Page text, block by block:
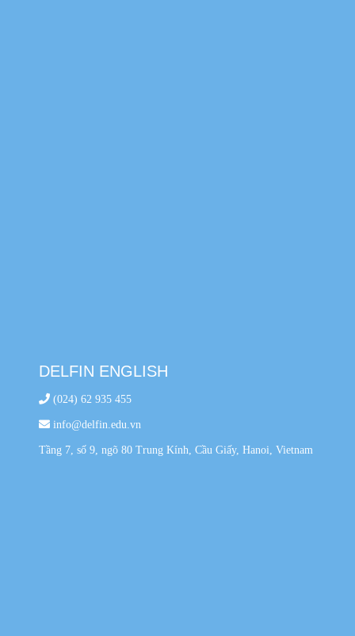
DELFIN ENGLISH
(024) 62 935 455
info@delfin.edu.vn
Tầng 7, số 9, ngõ 80 Trung Kính, Cầu Giấy, Hanoi, Vietnam